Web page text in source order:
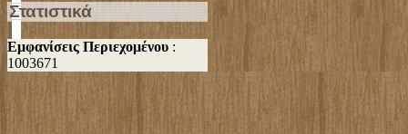
Στατιστικά
Εμφανίσεις Περιεχομένου :
1003671